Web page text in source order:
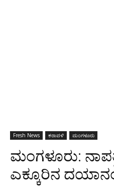
Fresh News ಕರಾವಳಿ ಮಂಗಳೂರು
ಮಂಗಳೂರು:
ಎಕ್ಕೂರಿನ